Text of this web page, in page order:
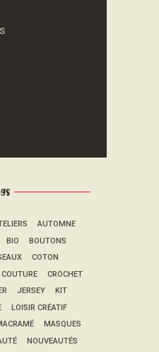
AUTOMNE
BIO
BOUTONS
COTON
COUTURE
CROCHET
JERSEY
KIT
LOISIR CRÉATIF
MASQUES
NOUVEAUTÉS